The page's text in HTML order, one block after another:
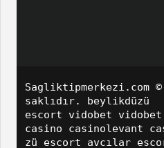
Sagliktipmerkezi.com©
saklıdır.
beylikdüzü
escort
vidobet vidobet
casino
casinolevant
zü escort
avcılar